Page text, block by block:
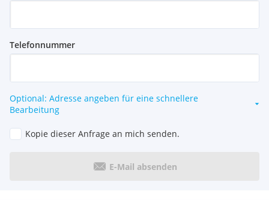
Telefonnummer
Optional: Adresse angeben für eine schnellere
Bearbeitung
Kopie dieser Anfrage an mich senden.
E-Mail absenden